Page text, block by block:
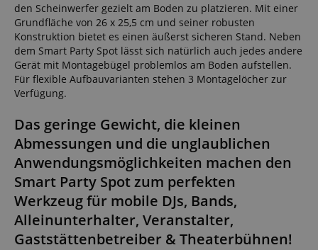
den Scheinwerfer gezielt am Boden zu platzieren. Mit einer
Grundfläche von 26 x 25,5 cm und seiner robusten
Konstruktion bietet es einen äußerst sicheren Stand. Neben
dem Smart Party Spot lässt sich natürlich auch jedes andere
Gerät mit Montagebügel problemlos am Boden aufstellen.
Für flexible Aufbauvarianten stehen 3 Montagelöcher zur
Verfügung.
Das geringe Gewicht, die kleinen
Abmessungen und die unglaublichen
Anwendungsmöglichkeiten machen den
Smart Party Spot zum perfekten
Werkzeug für mobile DJs, Bands,
Alleinunterhalter, Veranstalter,
Gaststättenbetreiber & Theaterbühnen!